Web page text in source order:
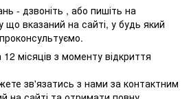
- дзвоніть , або пишіть на
вказаний на сайті, у будь який
12 місяців з моменту відкриття
зв'язатись з нами за контактним